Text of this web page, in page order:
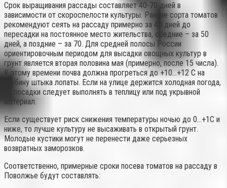
Срок выращивания рассады составляет 40-70 дней в
зависимости от скороспелости культуры. Ранние сорта томатов
рекомендуют сеять на рассаду примерно за 40 дней до
пересадки на постоянное место жительства, средние – за 50
дней, а поздние – за 70. Для средней полосы России
ориентировочным периодом для высадки овощных культур в
грунт является вторая половина мая (примерно, после 15 числа).
К этому времени почва должна прогреться до +10…+12 С на
глубину штыка лопаты. Если на улице держится холодная погода,
то посадки следует выполнять в теплицу или под укрывной
материал.
Если существует риск снижения температуры ночью до 0…+1С и
ниже, то лучше культуру не высаживать в открытый грунт.
Молодые кустики могут не перенести даже серьезных
возвратных заморозков.
Соответственно, примерные сроки посева томатов на рассаду в
Поволжье будут составлять: